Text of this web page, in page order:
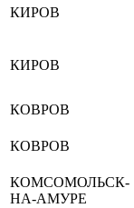
КИРОВ
КИРОВ
КОВРОВ
КОВРОВ
КОМСОМОЛЬСК-
НА-АМУРЕ